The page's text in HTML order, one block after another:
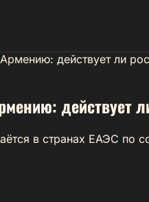
действует ли
действует
в странах ЕАЭС по